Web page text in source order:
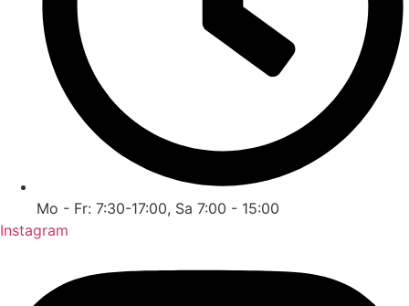
Mo - Fr: 7:30-17:00, Sa 7:00 - 15:00
Instagram